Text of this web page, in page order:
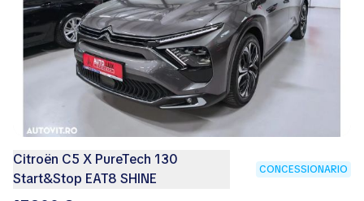
Citroën C5 X PureTech 130
Start&Stop EAT8 SHINE
CONCESSIONARIO